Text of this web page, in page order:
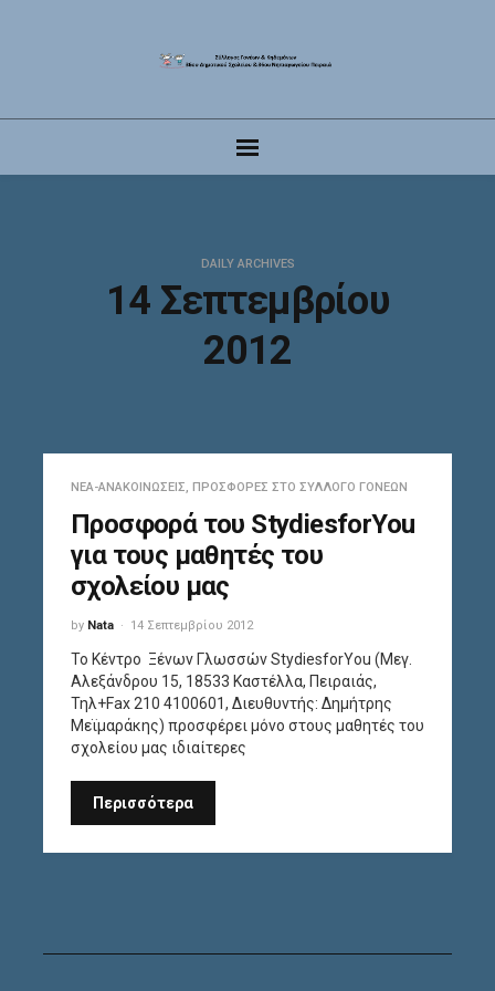
DAILY ARCHIVES
14 Σεπτεμβρίου
2012
ΝΈΑ-ΑΝΑΚΟΙΝΏΣΕΙΣ, ΠΡΟΣΦΟΡΈΣ ΣΤΟ ΣΎΛΛΟΓΟ ΓΟΝΈΩΝ
Προσφορά του StydiesforYou
για τους μαθητές του
σχολείου μας
by Nata 14 Σεπτεμβρίου 2012
Το Κέντρο Ξένων Γλωσσών StydiesforYou (Μεγ.
Αλεξάνδρου 15, 18533 Καστέλλα, Πειραιάς,
Τηλ+Fax 210 4100601, Διευθυντής: Δημήτρης
Μεϊμαράκης) προσφέρει μόνο στους μαθητές του
σχολείου μας ιδιαίτερες
Περισσότερα